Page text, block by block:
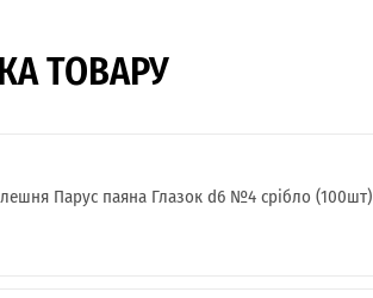
ТОВАРУ
Парус паяна Глазок d6 №4 срібло (100шт)